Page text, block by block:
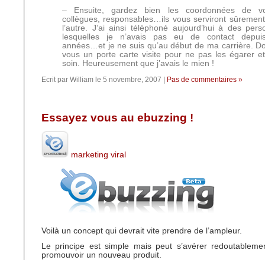
– Ensuite, gardez bien les coordonnées de
collègues, responsables…ils vous serviront
l’autre. J’ai ainsi téléphoné aujourd’hui à des
lesquelles je n’avais pas eu de contact
années…et je ne suis qu’au début de ma carrière.
vous un porte carte visite pour ne pas les égarer
soin. Heureusement que j’avais le mien !
Ecrit par William le 5 novembre, 2007 | Pas de commentaires »
Essayez vous au ebuzzing !
marketing viral
Voilà un concept qui devrait vite prendre de l’ampleur.
Le principe est simple mais peut s’avérer
promouvoir un nouveau produit.